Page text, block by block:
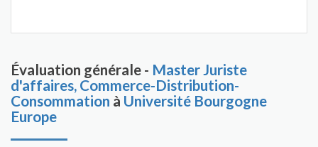
Évaluation générale - Master Juriste
d'affaires, Commerce-Distribution-
Consommation à Université Bourgogne
Europe